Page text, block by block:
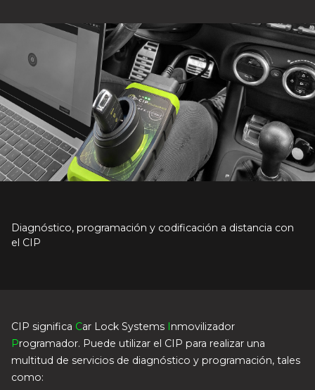
Diagnóstico, programación y codificación a distancia con
el CIP
CIP significa Car Lock Systems Inmovilizador
Programador. Puede utilizar el CIP para realizar una
multitud de servicios de diagnóstico y programación, tales
como: